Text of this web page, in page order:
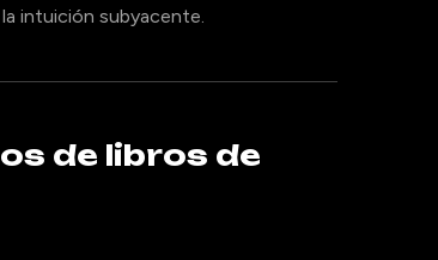
intuición subyacente.
de libros de